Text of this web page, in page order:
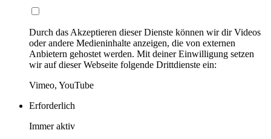
Durch das Akzeptieren dieser Dienste können wir dir Videos
oder andere Medieninhalte anzeigen, die von externen
Anbietern gehostet werden. Mit deiner Einwilligung setzen
wir auf dieser Webseite folgende Drittdienste ein:
Vimeo, YouTube
Erforderlich
Immer aktiv